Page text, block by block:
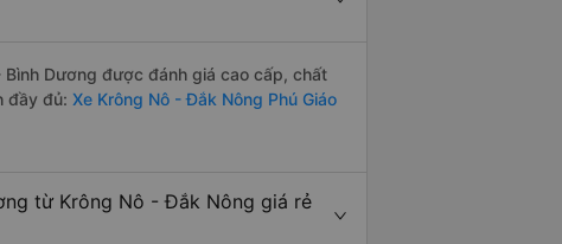
Bình Dương được đánh giá cao cấp, chất
đầy đủ: Xe Krông Nô - Đắk Nông Phú Giáo
từ Krông Nô - Đắk Nông giá rẻ